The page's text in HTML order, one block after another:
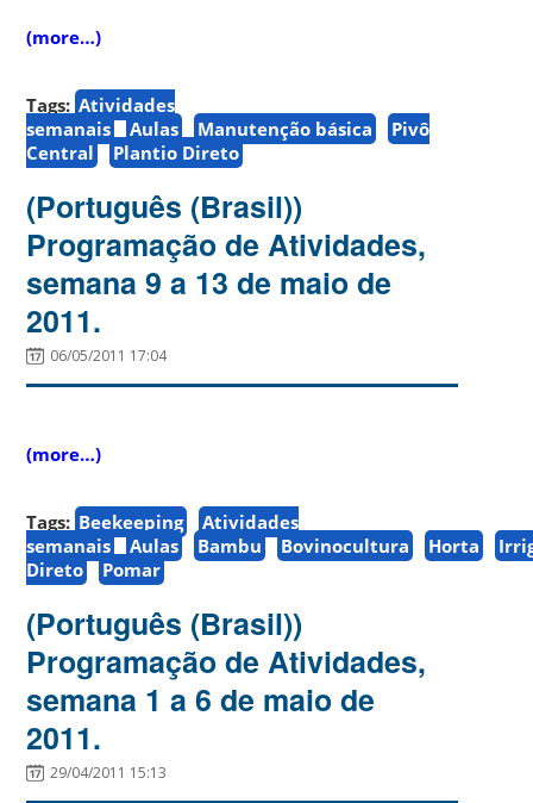
(more…)
Tags: Atividades
semanais
Aulas Manutenção básica
Pivô
Central
Plantio Direto
(Português (Brasil))
Programação de Atividades,
semana 9 a 13 de maio de
2011.
06/05/2011 17:04
(more…)
Tags: Beekeeping
Atividades
semanais
Aulas Bambu Bovinocultura Horta
Direto
Pomar
(Português (Brasil))
Programação de Atividades,
semana 1 a 6 de maio de
2011.
29/04/2011 15:13